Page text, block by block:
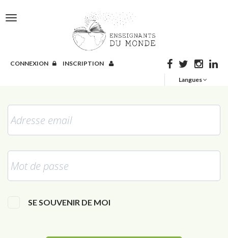
Toggle
CONNEXION INSCRIPTION
Langues
Adresse
email
Mot
de
passe
*
SE SOUVENIR DE MOI